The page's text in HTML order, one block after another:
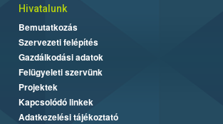
Hivatalunk
Bemutatkozás
Szervezeti felépítés
Gazdálkodási adatok
Felügyeleti szervünk
Projektek
Kapcsolódó linkek
Adatkezelési tájékoztató